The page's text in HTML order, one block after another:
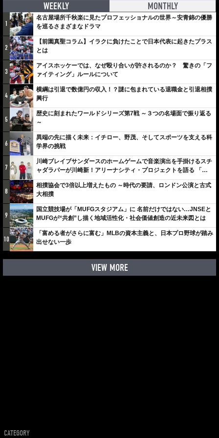
WEEKLY MONTHLY
1
名古屋場所千秋楽に見たプロフェッショナルの世界～安青錦の優勝
を巡るさまざまなドラマ
2
【前園真聖コラム】イラクに負けたことで日本代表に起きたプラス
とは
3
アイスホッケーでは、なぜ殴り合いが許されるのか？ 驚きの「フ
ァイティング」ルールについて
4
横綱は引退で数億円の収入！？謎に包まれている退職金と引退相撲
興行
5
歴史に刻まれたワールドシリーズ第7戦 ～３つの名場面で振り返る
～
6
異端の先に描く未来：イチロー、野茂、そしてスポーツを支える科
学界の挑戦
7
川崎ブレイブサンダースのホームゲームで音楽演出を手掛けるスチ
ャダラパーが川崎新！アリーナシティ・プロジェクトを語る 「楽
しみでしかないでしょ。川崎は、ずっと成長曲線だから」
8
相撲協会で3倍以上増えたもの ～時代の要請、ロンドン公演と古式
大相撲
9
国立競技場が「MUFGスタジアム」に 名前だけではない…JNSEと
MUFGが“共創”し描く地域活性化・社会価値創造の近未来図とは
10
「富める者がさらに富む」MLBの資本主義と、日本プロ野球が踏み
出せない一歩
VIEW MORE
CATEGORY